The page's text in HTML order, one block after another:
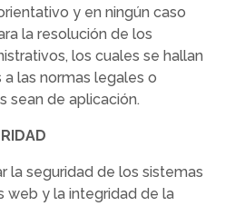
y en ningún caso
la resolución de los
los cuales se hallan
las normas legales o
sean de aplicación.
la seguridad de los sistemas
web y la integridad de la